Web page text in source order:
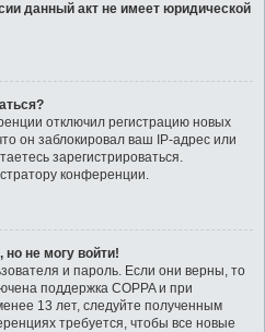
данный акт не имеет юридической
отключил регистрацию новых
он заблокировал ваш IP-адрес или
зарегистрироваться.
конференции.
но не могу войти!
и пароль. Если они верны, то
поддержка COPPA и при
13 лет, следуйте полученным
требуется, чтобы все новые